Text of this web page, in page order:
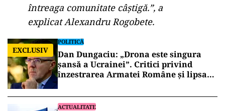
întreaga comunitate câștigă.”, a
explicat Alexandru Rogobete.
EXCLUSIV
POLITICĂ
Dan Dungaciu: „Drona este singura
șansă a Ucrainei”. Critici privind
înzestrarea Armatei Române și lipsa
Constanța
ACTUALITATE